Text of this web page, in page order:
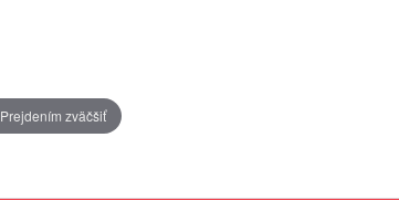
Prejdením zväčšiť